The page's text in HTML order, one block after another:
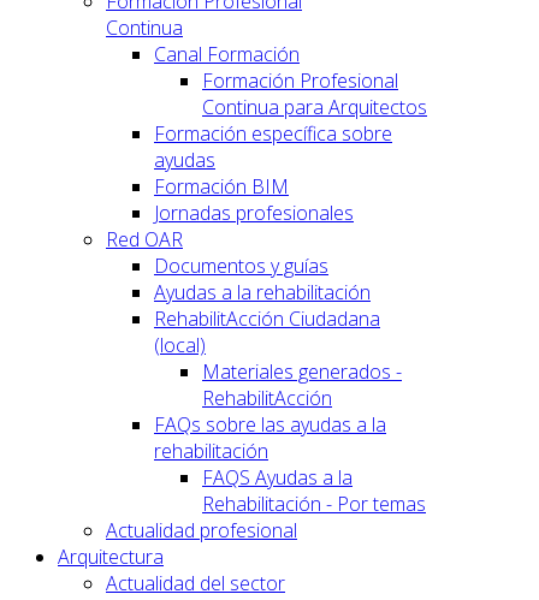
Continua
Canal Formación
Formación Profesional
Continua para Arquitectos
Formación específica sobre
ayudas
Formación BIM
Jornadas profesionales
Red OAR
Documentos y guías
Ayudas a la rehabilitación
RehabilitAcción Ciudadana
(local)
Materiales generados -
RehabilitAcción
FAQs sobre las ayudas a la
rehabilitación
FAQS Ayudas a la
Rehabilitación - Por temas
Actualidad profesional
Arquitectura
Actualidad del sector